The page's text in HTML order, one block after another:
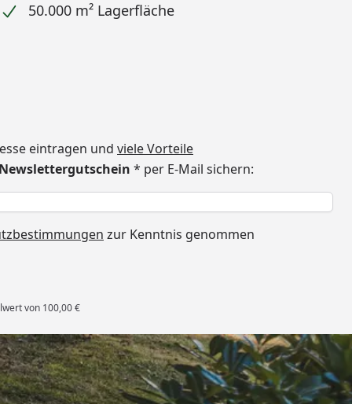
50.000 m² Lagerfläche
eintragen und viele Vorteile
* per E-Mail sichern:
zur Kenntnis genommen
von 100,00 €